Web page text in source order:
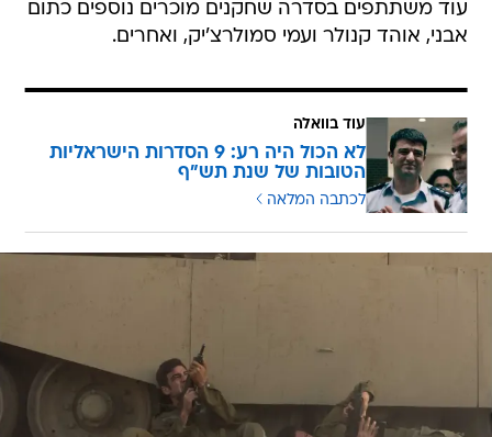
עוד משתתפים בסדרה שחקנים מוכרים נוספים כתום
אבני, אוהד קנולר ועמי סמולרצ'יק, ואחרים.
עוד בוואלה
לא הכול היה רע: 9 הסדרות הישראליות
הטובות של שנת תש"ף
לכתבה המלאה